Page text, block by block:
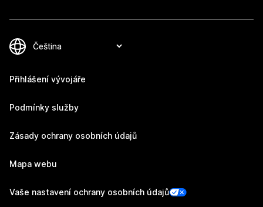
Přihlášení vývojáře
Podmínky služby
Zásady ochrany osobních údajů
Mapa webu
Vaše nastavení ochrany osobních údajů